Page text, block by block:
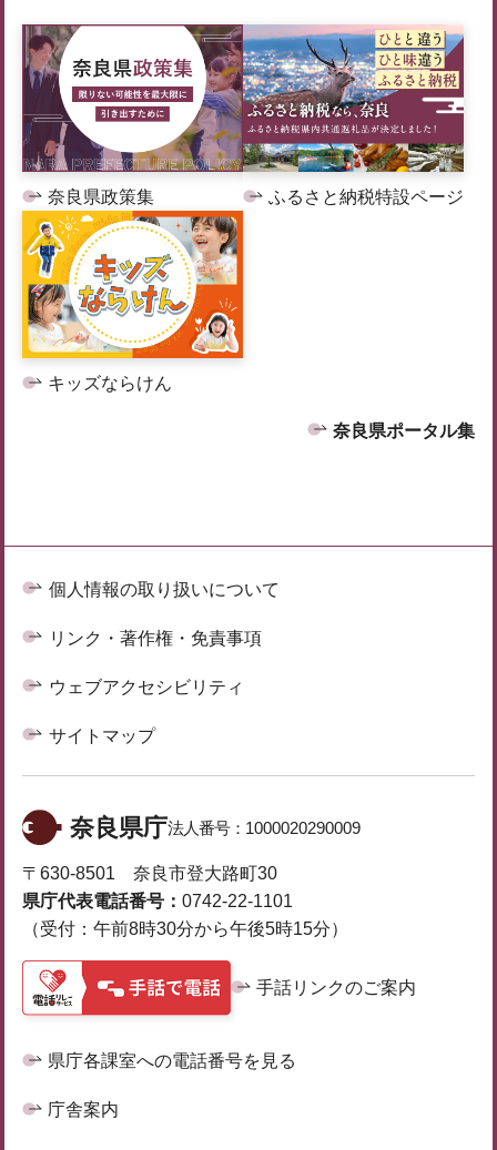
奈良県政策集 ふるさと納税特設ページ
キッズならけん
奈良県ポータル集
個人情報の取り扱いについて
リンク・著作権・免責事項
ウェブアクセシビリティ
サイトマップ
奈良県庁法人番号： 1000020290009
〒630-8501 奈良市登大路町30
県庁代表電話番号： 0742-22-1101
（受付：午前8時30分から午後5時15分）
手話リンクのご案内
県庁各課室への電話番号を見る
庁舎案内